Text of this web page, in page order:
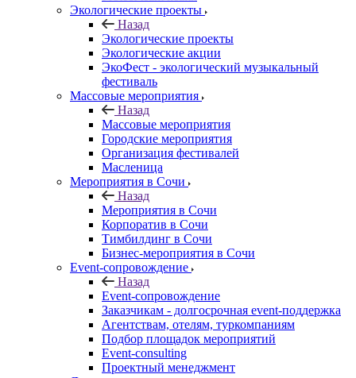
Экологические проекты
Назад
Экологические проекты
Экологические акции
ЭкоФест - экологический музыкальный
фестиваль
Массовые мероприятия
Назад
Массовые мероприятия
Городские мероприятия
Организация фестивалей
Масленица
Мероприятия в Сочи
Назад
Мероприятия в Сочи
Корпоратив в Сочи
Тимбилдинг в Сочи
Бизнес-мероприятия в Сочи
Event-сопровождение
Назад
Event-сопровождение
Заказчикам - долгосрочная event-поддержка
Агентствам, отелям, туркомпаниям
Подбор площадок мероприятий
Event-consulting
Проектный менеджмент